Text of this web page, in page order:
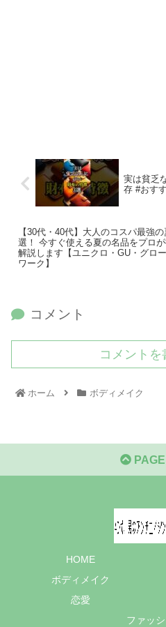
実は貧乏
存 #おす
【30代・40代】大人のコスパ最強
選！ 今すぐ使える夏の名品をプロ
解説します【ユニクロ・GU・グロ
ワーク】
コメント
コメントを
ホーム ボディメイク
HOME
ボディメイク
恋愛
ファッ